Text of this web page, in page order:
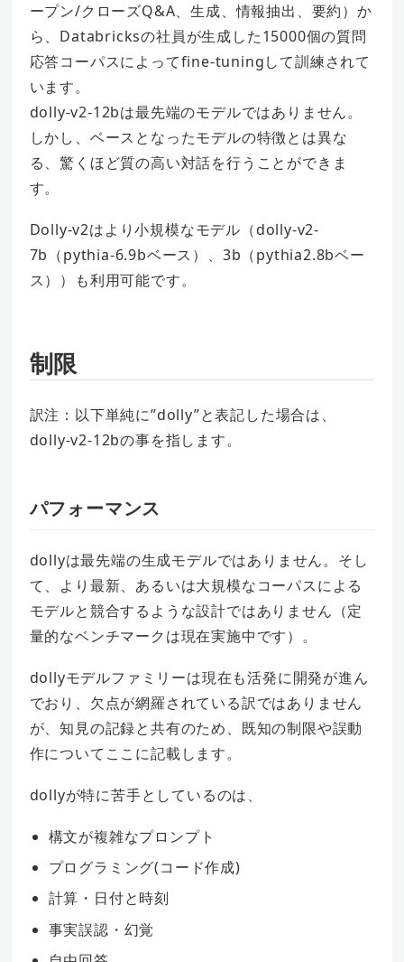
ープン/クローズQ&A、生成、情報抽出、要約）か
ら、Databricksの社員が生成した15000個の質問
応答コーパスによってfine-tuningして訓練されて
います。
dolly-v2-12bは最先端のモデルではありません。
しかし、ベースとなったモデルの特徴とは異な
る、驚くほど質の高い対話を行うことができま
す。
Dolly-v2はより小規模なモデル（dolly-v2-
7b（pythia-6.9bベース）、3b（pythia2.8bベー
ス））も利用可能です。
制限
訳注：以下単純に”dolly”と表記した場合は、
dolly-v2-12bの事を指します。
パフォーマンス
dollyは最先端の生成モデルではありません。そし
て、より最新、あるいは大規模なコーパスによる
モデルと競合するような設計ではありません（定
量的なベンチマークは現在実施中です）。
dollyモデルファミリーは現在も活発に開発が進ん
でおり、欠点が網羅されている訳ではありません
が、知見の記録と共有のため、既知の制限や誤動
作についてここに記載します。
dollyが特に苦手としているのは、
構文が複雑なプロンプト
プログラミング(コード作成)
計算・日付と時刻
事実誤認・幻覚